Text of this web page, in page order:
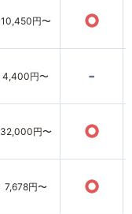
10,450円〜 ○
4,400円〜 -
32,000円〜 ○
7,678円〜 ○